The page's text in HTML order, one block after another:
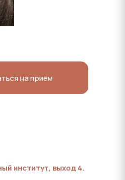
на приём
институт, выход 4.